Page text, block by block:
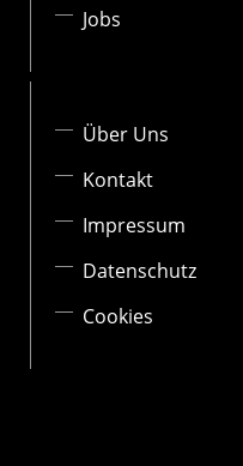
Jobs
Über Uns
Kontakt
Impressum
Datenschutz
Cookies